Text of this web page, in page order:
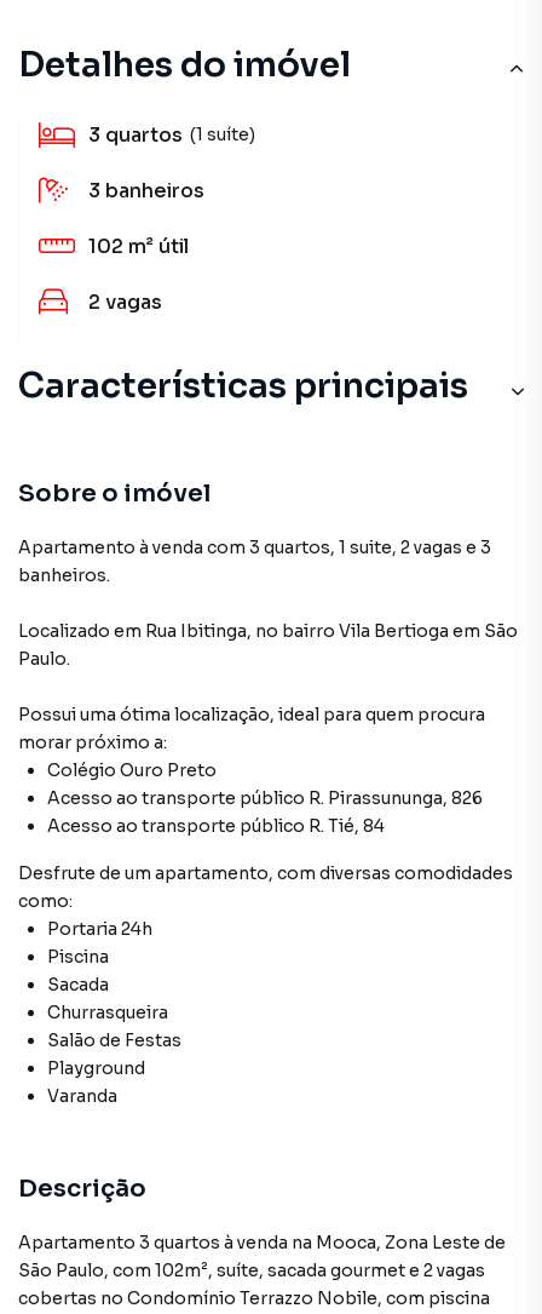
Detalhes do imóvel
3 quartos (1 suíte)
3 banheiros
102 m² útil
2 vagas
Características principais
Sobre o imóvel
Apartamento à venda com 3 quartos, 1 suite, 2 vagas e 3
banheiros.
Localizado em Rua Ibitinga, no bairro Vila Bertioga em São
Paulo.
Possui uma ótima localização, ideal para quem procura
morar próximo a:
Colégio Ouro Preto
Acesso ao transporte público R. Pirassununga, 826
Acesso ao transporte público R. Tié, 84
Desfrute de um apartamento, com diversas comodidades
como:
Portaria 24h
Piscina
Sacada
Churrasqueira
Salão de Festas
Playground
Varanda
Descrição
Apartamento 3 quartos à venda na Mooca, Zona Leste de
São Paulo, com 102m², suíte, sacada gourmet e 2 vagas
cobertas no Condomínio Terrazzo Nobile, com piscina